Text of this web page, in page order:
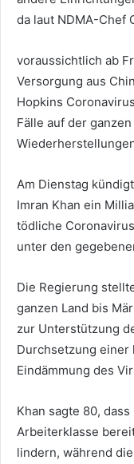
da laut NDMA-Chef
voraussichtlich ab
Versorgung aus
Hopkins
Fälle auf der
Am Dienstag
Imran Khan ein
tödliche
unter den
Die Regierung
ganzen Land bis
zur Unterstützung
Durchsetzung
Eindämmung des
Khan sagte 80,
Arbeiterklasse
lindern, während